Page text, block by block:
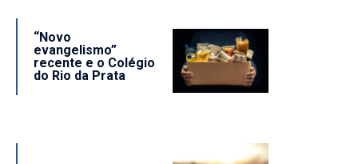
“Novo
evangelismo”
recente e o Colégio
do Rio da Prata